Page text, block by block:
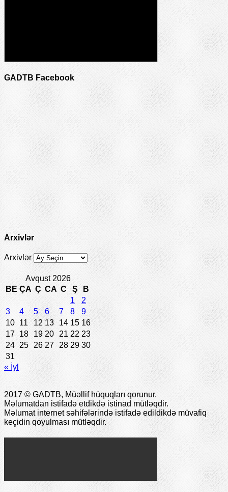
GADTB Facebook
Arxivlər
Arxivlər
Avqust 2026
BE ÇA Ç CA C Ş
B
1
2
3
4 5 6 7 8
9
10 11 12 13 14 15 16
17 18 19 20 21 22 23
24 25 26 27 28 29 30
31
« İyl
2017 © GADTB, Müəllif hüquqları qorunur.
Məlumatdan istifadə etdikdə istinad mütləqdir.
Məlumat internet səhifələrində istifadə edildikdə müvafiq
keçidin qoyulması mütləqdir.